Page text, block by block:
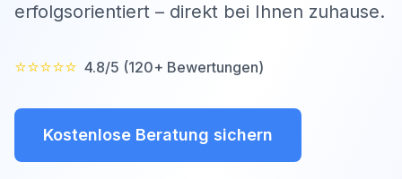
erfolgsorientiert – direkt bei Ihnen zuhause.
⭐⭐⭐⭐⭐ 4.8/5 (120+ Bewertungen)
Kostenlose Beratung sichern